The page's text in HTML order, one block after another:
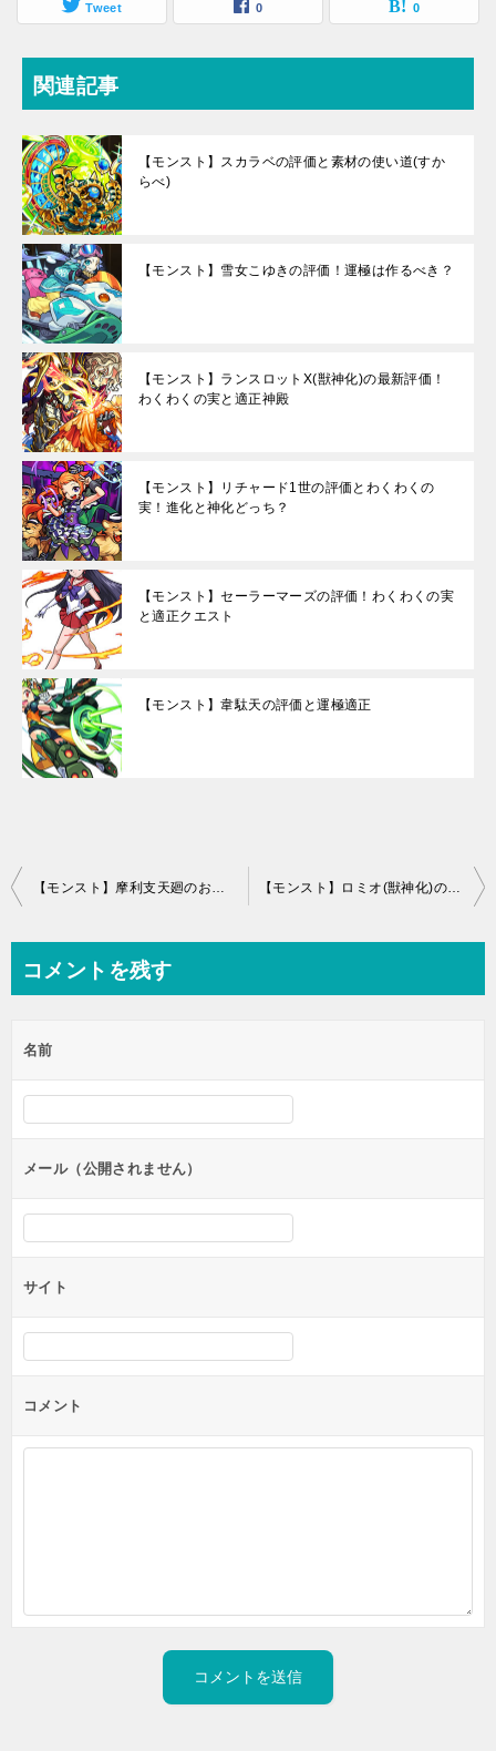
Tweet 0 0
関連記事
【モンスト】スカラベの評価と素材の使い道(すか
らべ)
【モンスト】雪女こゆきの評価！運極は作るべき？
【モンスト】ランスロットX(獣神化)の最新評価！
わくわくの実と適正神殿
【モンスト】リチャード1世の評価とわくわくの
実！進化と神化どっち？
【モンスト】セーラーマーズの評価！わくわくの実
と適正クエスト
【モンスト】韋駄天の評価と運極適正
投
ビ
ー
シ
ン
【モンスト】摩利支天廻のおすすめ副友情(サブ友情)と評価 【モンスト】ロミオ(獣神化)の評価とわくわくの実
コメントを残す
名前
メール（公開されません）
サイト
コメント